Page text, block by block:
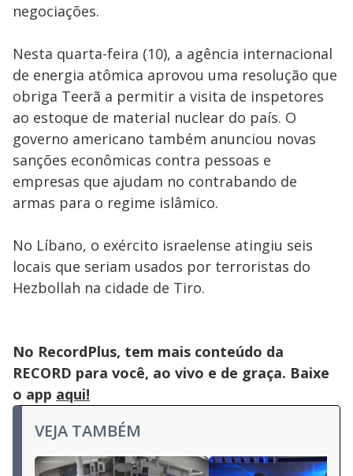
negociações.
Nesta quarta-feira (10), a agência internacional
de energia atômica aprovou uma resolução que
obriga Teerã a permitir a visita de inspetores
ao estoque de material nuclear do país. O
governo americano também anunciou novas
sanções econômicas contra pessoas e
empresas que ajudam no contrabando de
armas para o regime islâmico.
No Líbano, o exército israelense atingiu seis
locais que seriam usados por terroristas do
Hezbollah na cidade de Tiro.
No RecordPlus, tem mais conteúdo da
RECORD para você, ao vivo e de graça. Baixe
o app aqui!
VEJA TAMBÉM